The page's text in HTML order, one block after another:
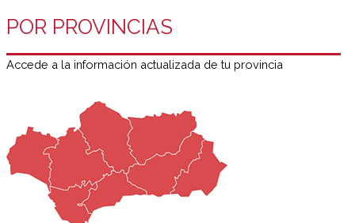
POR PROVINCIAS
Accede a la información actualizada de tu provincia